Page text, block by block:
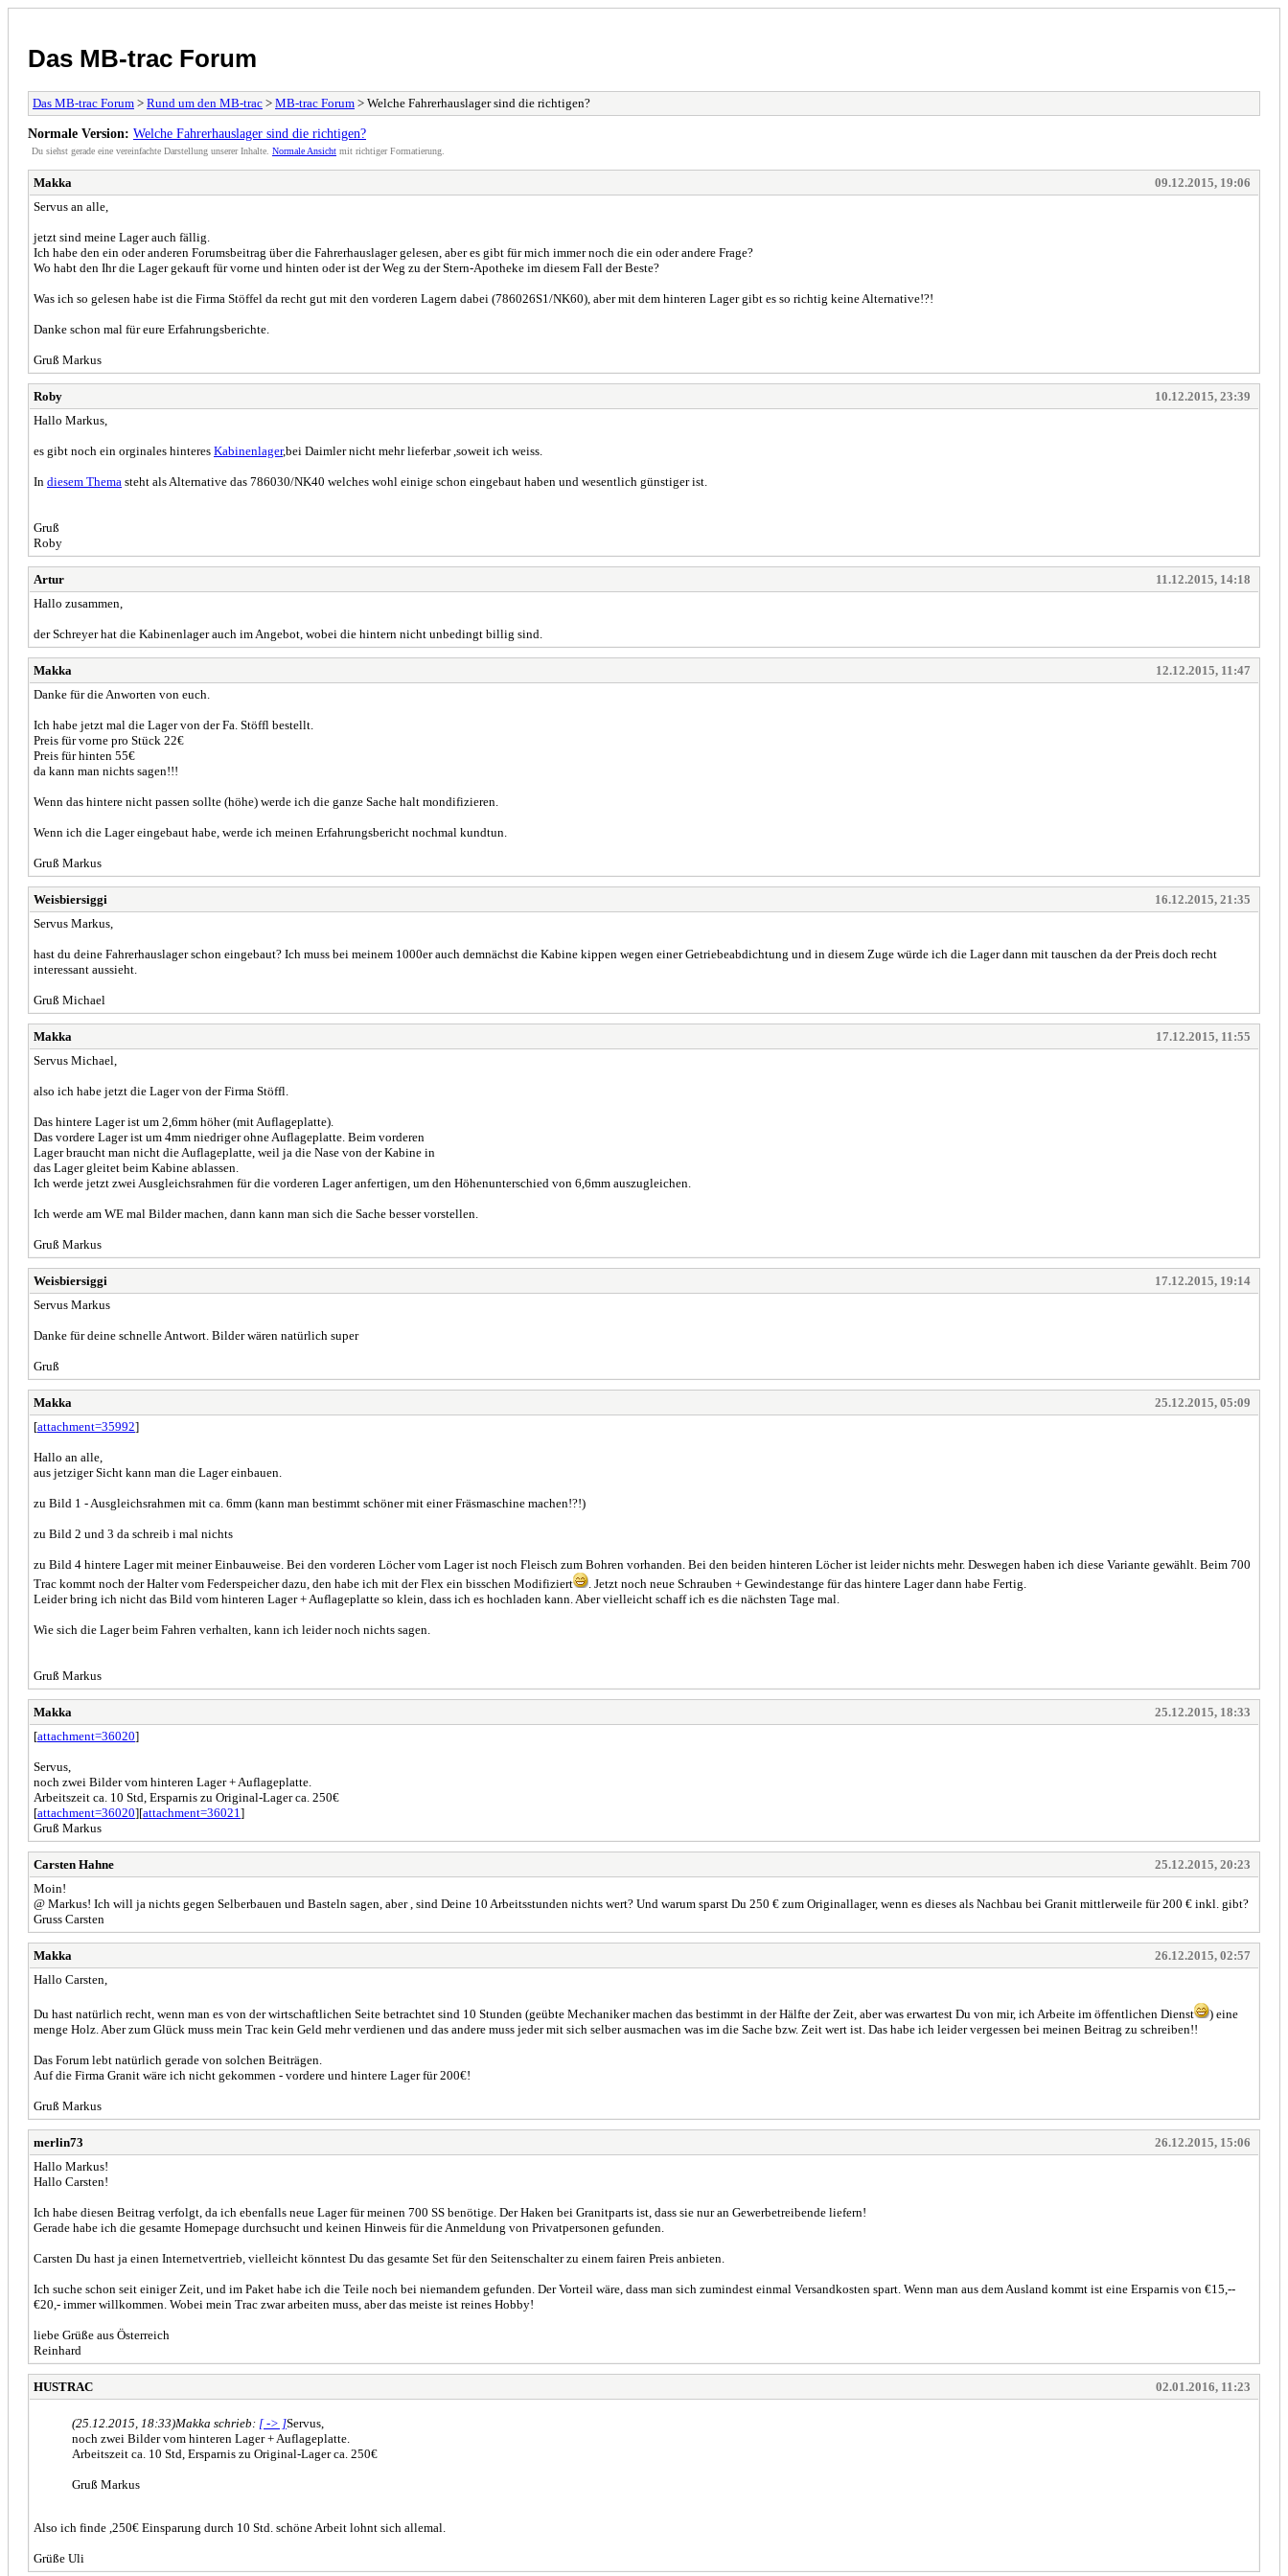
Das MB-trac Forum
Das MB-trac Forum > Rund um den MB-trac > MB-trac Forum > Welche Fahrerhauslager sind die richtigen?
Normale Version: Welche Fahrerhauslager sind die richtigen?
Du siehst gerade eine vereinfachte Darstellung unserer Inhalte. Normale Ansicht mit richtiger Formatierung.
Makka
09.12.2015, 19:06
Servus an alle,
jetzt sind meine Lager auch fällig.
Ich habe den ein oder anderen Forumsbeitrag über die Fahrerhauslager gelesen, aber es gibt für mich immer noch die ein oder andere Frage?
Wo habt den Ihr die Lager gekauft für vorne und hinten oder ist der Weg zu der Stern-Apotheke im diesem Fall der Beste?
Was ich so gelesen habe ist die Firma Stöffel da recht gut mit den vorderen Lagern dabei (786026S1/NK60), aber mit dem hinteren Lager gibt es so richtig keine Alternative!?!
Danke schon mal für eure Erfahrungsberichte.
Gruß Markus
Roby
10.12.2015, 23:39
Hallo Markus,
es gibt noch ein orginales hinteres Kabinenlager,bei Daimler nicht mehr lieferbar ,soweit ich weiss.
In diesem Thema steht als Alternative das 786030/NK40 welches wohl einige schon eingebaut haben und wesentlich günstiger ist.
Gruß
Roby
Artur
11.12.2015, 14:18
Hallo zusammen,
der Schreyer hat die Kabinenlager auch im Angebot, wobei die hintern nicht unbedingt billig sind.
Makka
12.12.2015, 11:47
Danke für die Anworten von euch.
Ich habe jetzt mal die Lager von der Fa. Stöffl bestellt.
Preis für vorne pro Stück 22€
Preis für hinten 55€
da kann man nichts sagen!!!
Wenn das hintere nicht passen sollte (höhe) werde ich die ganze Sache halt mondifizieren.
Wenn ich die Lager eingebaut habe, werde ich meinen Erfahrungsbericht nochmal kundtun.
Gruß Markus
Weisbiersiggi
16.12.2015, 21:35
Servus Markus,
hast du deine Fahrerhauslager schon eingebaut? Ich muss bei meinem 1000er auch demnächst die Kabine kippen wegen einer Getriebeabdichtung und in diesem Zuge würde ich die Lager dann mit tauschen da der Preis doch recht
interessant aussieht.
Gruß Michael
Makka
17.12.2015, 11:55
Servus Michael,
also ich habe jetzt die Lager von der Firma Stöffl.
Das hintere Lager ist um 2,6mm höher (mit Auflageplatte).
Das vordere Lager ist um 4mm niedriger ohne Auflageplatte. Beim vorderen
Lager braucht man nicht die Auflageplatte, weil ja die Nase von der Kabine in
das Lager gleitet beim Kabine ablassen.
Ich werde jetzt zwei Ausgleichsrahmen für die vorderen Lager anfertigen, um den Höhenunterschied von 6,6mm auszugleichen.
Ich werde am WE mal Bilder machen, dann kann man sich die Sache besser vorstellen.
Gruß Markus
Weisbiersiggi
17.12.2015, 19:14
Servus Markus
Danke für deine schnelle Antwort. Bilder wären natürlich super
Gruß
Makka
25.12.2015, 05:09
[attachment=35992]
Hallo an alle,
aus jetziger Sicht kann man die Lager einbauen.
zu Bild 1 - Ausgleichsrahmen mit ca. 6mm (kann man bestimmt schöner mit einer Fräsmaschine machen!?!)
zu Bild 2 und 3 da schreib i mal nichts
zu Bild 4 hintere Lager mit meiner Einbauweise. Bei den vorderen Löcher vom Lager ist noch Fleisch zum Bohren vorhanden. Bei den beiden hinteren Löcher ist leider nichts mehr. Deswegen haben ich diese Variante gewählt. Beim 700
Trac kommt noch der Halter vom Federspeicher dazu, den habe ich mit der Flex ein bisschen Modifiziert
. Jetzt noch neue Schrauben + Gewindestange für das hintere Lager dann habe Fertig.
Leider bring ich nicht das Bild vom hinteren Lager + Auflageplatte so klein, dass ich es hochladen kann. Aber vielleicht schaff ich es die nächsten Tage mal.
Wie sich die Lager beim Fahren verhalten, kann ich leider noch nichts sagen.
Gruß Markus
Makka
25.12.2015, 18:33
[attachment=36020]
Servus,
noch zwei Bilder vom hinteren Lager + Auflageplatte.
Arbeitszeit ca. 10 Std, Ersparnis zu Original-Lager ca. 250€
[attachment=36020][attachment=36021 ]
Gruß Markus
Carsten Hahne
25.12.2015, 20:23
Moin!
@ Markus! Ich will ja nichts gegen Selberbauen und Basteln sagen, aber , sind Deine 10 Arbeitsstunden nichts wert? Und warum sparst Du 250 € zum Originallager, wenn es dieses als Nachbau bei Granit mittlerweile für 200 € inkl. gibt?
Gruss Carsten
Makka
26.12.2015, 02:57
Hallo Carsten,
Du hast natürlich recht, wenn man es von der wirtschaftlichen Seite betrachtet sind 10 Stunden (geübte Mechaniker machen das bestimmt in der Hälfte der Zeit, aber was erwartest Du von mir, ich Arbeite im öffentlichen Dienst
) eine
menge Holz. Aber zum Glück muss mein Trac kein Geld mehr verdienen und das andere muss jeder mit sich selber ausmachen was im die Sache bzw. Zeit wert ist. Das habe ich leider vergessen bei meinen Beitrag zu schreiben!!
Das Forum lebt natürlich gerade von solchen Beiträgen.
Auf die Firma Granit wäre ich nicht gekommen - vordere und hintere Lager für 200€!
Gruß Markus
merlin73
26.12.2015, 15:06
Hallo Markus!
Hallo Carsten!
Ich habe diesen Beitrag verfolgt, da ich ebenfalls neue Lager für meinen 700 SS benötige. Der Haken bei Granitparts ist, dass sie nur an Gewerbetreibende liefern!
Gerade habe ich die gesamte Homepage durchsucht und keinen Hinweis für die Anmeldung von Privatpersonen gefunden.
Carsten Du hast ja einen Internetvertrieb, vielleicht könntest Du das gesamte Set für den Seitenschalter zu einem fairen Preis anbieten.
Ich suche schon seit einiger Zeit, und im Paket habe ich die Teile noch bei niemandem gefunden. Der Vorteil wäre, dass man sich zumindest einmal Versandkosten spart. Wenn man aus dem Ausland kommt ist eine Ersparnis von €15,--
€20,- immer willkommen. Wobei mein Trac zwar arbeiten muss, aber das meiste ist reines Hobby!
liebe Grüße aus Österreich
Reinhard
HUSTRAC 02.01.2016, 11:23
(25.12.2015, 18:33)Makka schrieb: [ -> ]Servus,
noch zwei Bilder vom hinteren Lager + Auflageplatte.
Arbeitszeit ca. 10 Std, Ersparnis zu Original-Lager ca. 250€
Gruß Markus
Also ich finde ,250€ Einsparung durch 10 Std. schöne Arbeit lohnt sich allemal.
Grüße Uli